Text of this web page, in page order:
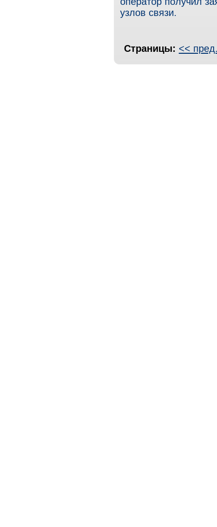
узлов связи.
Страницы: <<